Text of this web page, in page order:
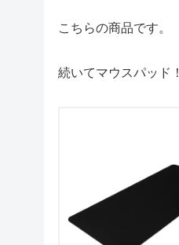
こちらの商品です。
続いてマウスパッド！